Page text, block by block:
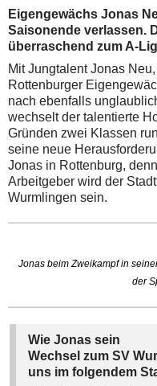
Eigengewächs Jonas
Saisonende verlassen.
überraschend zum A-
Mit Jungtalent Jonas
Rottenburger
nach ebenfalls
wechselt der talentierte
Gründen zwei Klassen
seine neue
Jonas in Rottenburg,
Arbeitgeber wird der
Wurmlingen sein.
Jonas beim Zweikampf in
der
Wie Jonas sein
Wechsel zum SV
uns im folgendem